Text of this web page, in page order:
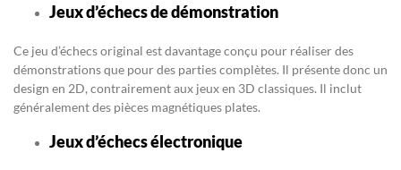
Jeux d’échecs de démonstration
Ce jeu d’échecs original est davantage conçu pour réaliser des
démonstrations que pour des parties complètes. Il présente donc un
design en 2D, contrairement aux jeux en 3D classiques. Il inclut
généralement des pièces magnétiques plates.
Jeux d’échecs électronique